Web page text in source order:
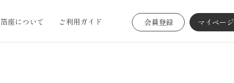
箔座について ご利用ガイド 会員登録 マイページ